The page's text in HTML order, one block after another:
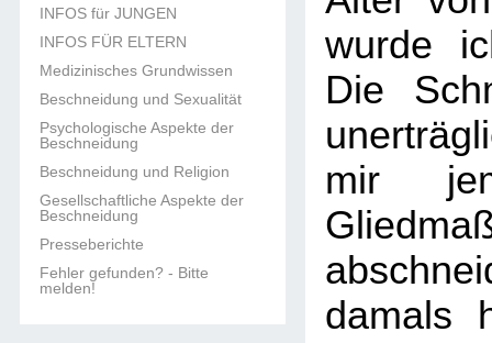
INFOS für JUNGEN
INFOS FÜR ELTERN
Medizinisches Grundwissen
Beschneidung und Sexualität
Psychologische Aspekte der
Beschneidung
Beschneidung und Religion
Gesellschaftliche Aspekte der
Beschneidung
Presseberichte
Fehler gefunden? - Bitte
melden!
wurde
Die
mir
damals